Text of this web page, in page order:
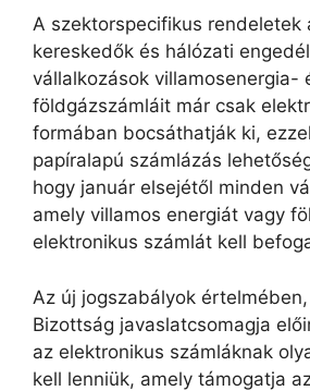
A szektorspecifikus rendeletek
kereskedők és hálózati
vállalkozások villamosenergia-
földgázszámláit már csak
formában bocsáthatják ki,
papíralapú számlázás
hogy január elsejétől minden
amely villamos energiát vagy
elektronikus számlát kell
Az új jogszabályok
Bizottság javaslatcsomagja
az elektronikus számláknak
kell lenniük, amely támogatja